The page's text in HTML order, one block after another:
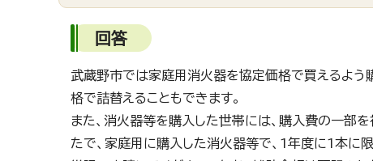
回答
武蔵野市では家庭用消火器を協定価格で買えるよう
格で詰替えることもできます。
また、消火器等を購入した世帯には、購入費の一部
たで、家庭用に購入した消火器等で、1年度に1本に